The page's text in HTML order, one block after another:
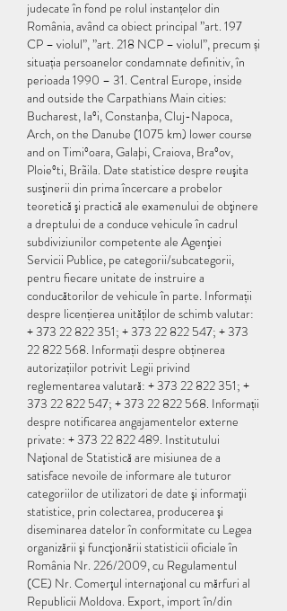
judecate în fond pe rolul instanțelor din
România, având ca obiect principal ”art. 197
CP – violul”, ”art. 218 NCP – violul”, precum și
situația persoanelor condamnate definitiv, în
perioada 1990 – 31. Central Europe, inside
and outside the Carpathians Main cities:
Bucharest, Iaºi, Constanþa, Cluj-Napoca,
Arch, on the Danube (1075 km) lower course
and on Timiºoara, Galaþi, Craiova, Braºov,
Ploieºti, Brãila. Date statistice despre reuşita
susţinerii din prima încercare a probelor
teoretică şi practică ale examenului de obţinere
a dreptului de a conduce vehicule în cadrul
subdiviziunilor competente ale Agenţiei
Servicii Publice, pe categorii/subcategorii,
pentru fiecare unitate de instruire a
conducătorilor de vehicule în parte. Informații
despre licențierea unităților de schimb valutar:
+ 373 22 822 351; + 373 22 822 547; + 373
22 822 568. Informații despre obținerea
autorizațiilor potrivit Legii privind
reglementarea valutară: + 373 22 822 351; +
373 22 822 547; + 373 22 822 568. Informații
despre notificarea angajamentelor externe
private: + 373 22 822 489. Institutului
Naţional de Statistică are misiunea de a
satisface nevoile de informare ale tuturor
categoriilor de utilizatori de date şi informaţii
statistice, prin colectarea, producerea şi
diseminarea datelor în conformitate cu Legea
organizării şi funcţionării statisticii oficiale în
România Nr. 226/2009, cu Regulamentul
(CE) Nr. Comerţul internaţional cu mărfuri al
Republicii Moldova. Export, import în/din